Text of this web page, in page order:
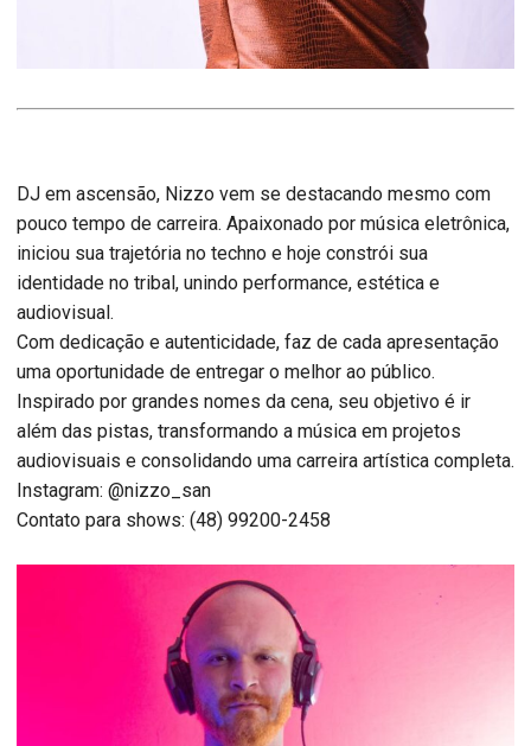
DJ em ascensão, Nizzo vem se destacando mesmo com
pouco tempo de carreira. Apaixonado por música eletrônica,
iniciou sua trajetória no techno e hoje constrói sua
identidade no tribal, unindo performance, estética e
audiovisual.
Com dedicação e autenticidade, faz de cada apresentação
uma oportunidade de entregar o melhor ao público.
Inspirado por grandes nomes da cena, seu objetivo é ir
além das pistas, transformando a música em projetos
audiovisuais e consolidando uma carreira artística completa.
Instagram: @nizzo_san
Contato para shows: (48) 99200-2458